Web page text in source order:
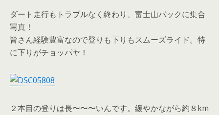
ダート走行もトラブルなく終わり、富士山バックに集合
写真！
皆さん経験豊富なので登りも下りもスムーズライド。特
に下りがチョッパヤ！
２本目の登りは長〜〜〜いんです。緩やかながら約８km